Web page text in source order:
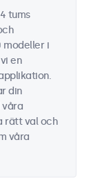
tums
modeller i
en
din
våra
rätt val och
våra